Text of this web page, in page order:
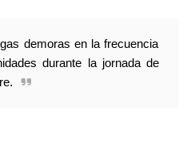
demoras en la frecuencia
durante la jornada de